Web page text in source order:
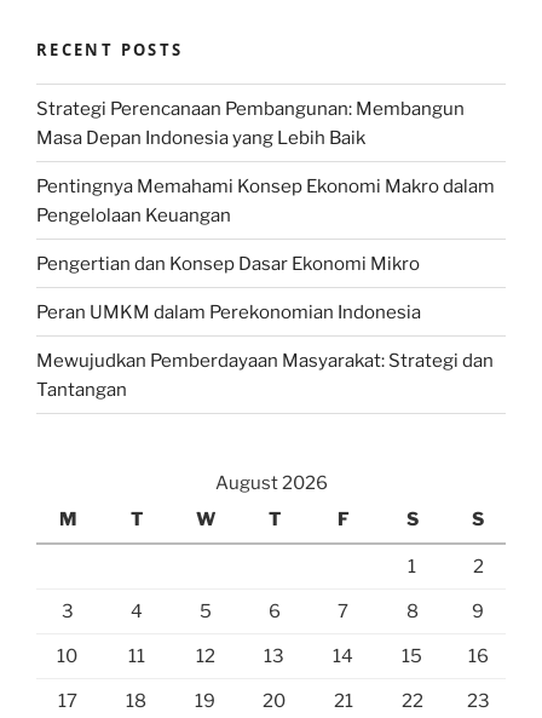
RECENT POSTS
Strategi Perencanaan Pembangunan: Membangun
Masa Depan Indonesia yang Lebih Baik
Pentingnya Memahami Konsep Ekonomi Makro dalam
Pengelolaan Keuangan
Pengertian dan Konsep Dasar Ekonomi Mikro
Peran UMKM dalam Perekonomian Indonesia
Mewujudkan Pemberdayaan Masyarakat: Strategi dan
Tantangan
August 2026
M
T W T F S S
1 2
3 4 5 6 7 8 9
10 11 12 13 14 15 16
17 18 19 20 21 22 23